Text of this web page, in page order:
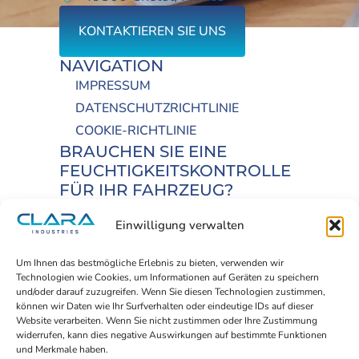
Einwilligung verwalten
Um Ihnen das bestmögliche Erlebnis zu bieten, verwenden wir
Technologien wie Cookies, um Informationen auf Geräten zu speichern
und/oder darauf zuzugreifen. Wenn Sie diesen Technologien zustimmen,
können wir Daten wie Ihr Surfverhalten oder eindeutige IDs auf dieser
Website verarbeiten. Wenn Sie nicht zustimmen oder Ihre Zustimmung
widerrufen, kann dies negative Auswirkungen auf bestimmte Funktionen
und Merkmale haben.
KONTAKTIEREN SIE UNS
NAVIGATION
IMPRESSUM
DATENSCHUTZRICHTLINIE
COOKIE-RICHTLINIE
BRAUCHEN SIE EINE
FEUCHTIGKEITSKONTROLLE
FÜR IHR FAHRZEUG?
FINDEN SIE IHREN
WERDEN SIE TEIL
UNSERES
PARTNERNETZWERKS
Die umfassende Lösung von